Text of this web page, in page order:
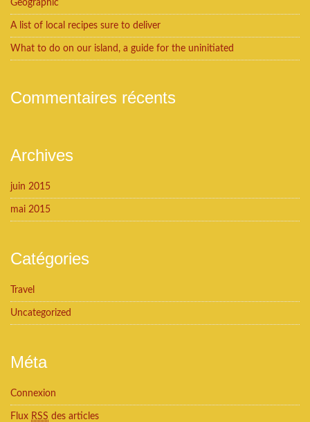
Geographic
A list of local recipes sure to deliver
What to do on our island, a guide for the uninitiated
Commentaires récents
Archives
juin 2015
mai 2015
Catégories
Travel
Uncategorized
Méta
Connexion
Flux RSS des articles